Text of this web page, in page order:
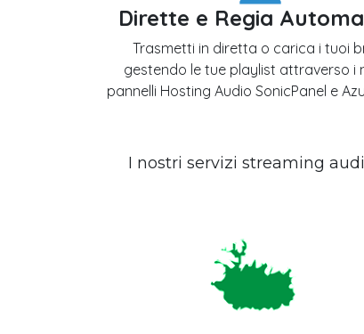
Dirette e Regia
Trasmetti in diretta o carica i tuoi
gestendo le tue playlist attraverso i
pannelli Hosting Audio SonicPanel e
I nostri servizi streaming